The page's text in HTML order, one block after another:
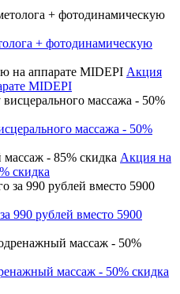
+ фотодинамическую
Акция
MIDEPI
массажа - 50%
Акция на
скидка
990 рублей вместо 5900
массаж - 50% скидка